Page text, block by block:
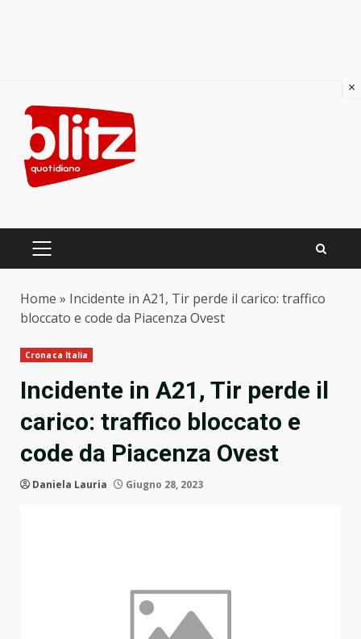
content
PRIMARY
Home » Incidente in A21, Tir perde il carico: traffico
bloccato e code da Piacenza Ovest
Cronaca Italia
Incidente in A21, Tir perde il
carico: traffico bloccato e
code da Piacenza Ovest
Daniela Lauria Giugno 28, 2023
×